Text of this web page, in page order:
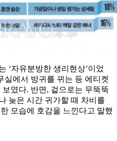
‘자유분방한 생리현상’이었
실에서 방귀를 뀌는 등 에티켓
였다. 반면, 겉으로는 무뚝뚝
늦은 시간 귀가할 때 차비를
모습에 호감을 느낀다고 말했